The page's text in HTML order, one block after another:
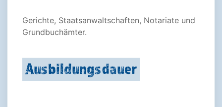
Gerichte, Staatsanwaltschaften, Notariate und
Grundbuchämter.
Ausbildungsdauer